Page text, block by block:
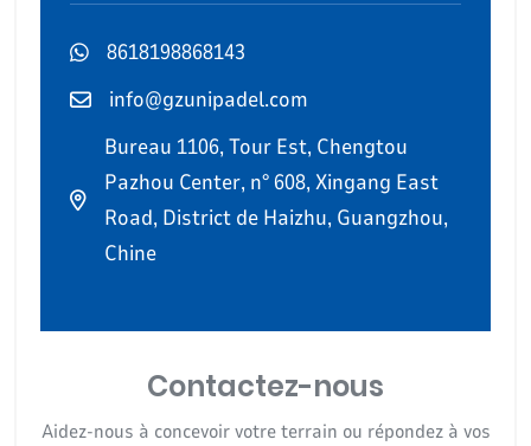
8618198868143
info@gzunipadel.com
Bureau 1106, Tour Est, Chengtou
Pazhou Center, n° 608, Xingang East
Road, District de Haizhu, Guangzhou,
Chine
Contactez-nous
Aidez-nous à concevoir votre terrain ou répondez à vos